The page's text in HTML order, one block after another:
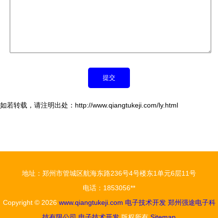
如若转载，请注明出处：http://www.qiangtukeji.com/ly.html
地址：郑州市管城区航海东路236号4号楼东1单元6层11号
电话：1853056**
Copyright © 2026 www.qiangtukeji.com 电子技术开发 郑州强途电子科